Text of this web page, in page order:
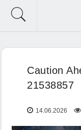
Caution
21538857
14.06.2026